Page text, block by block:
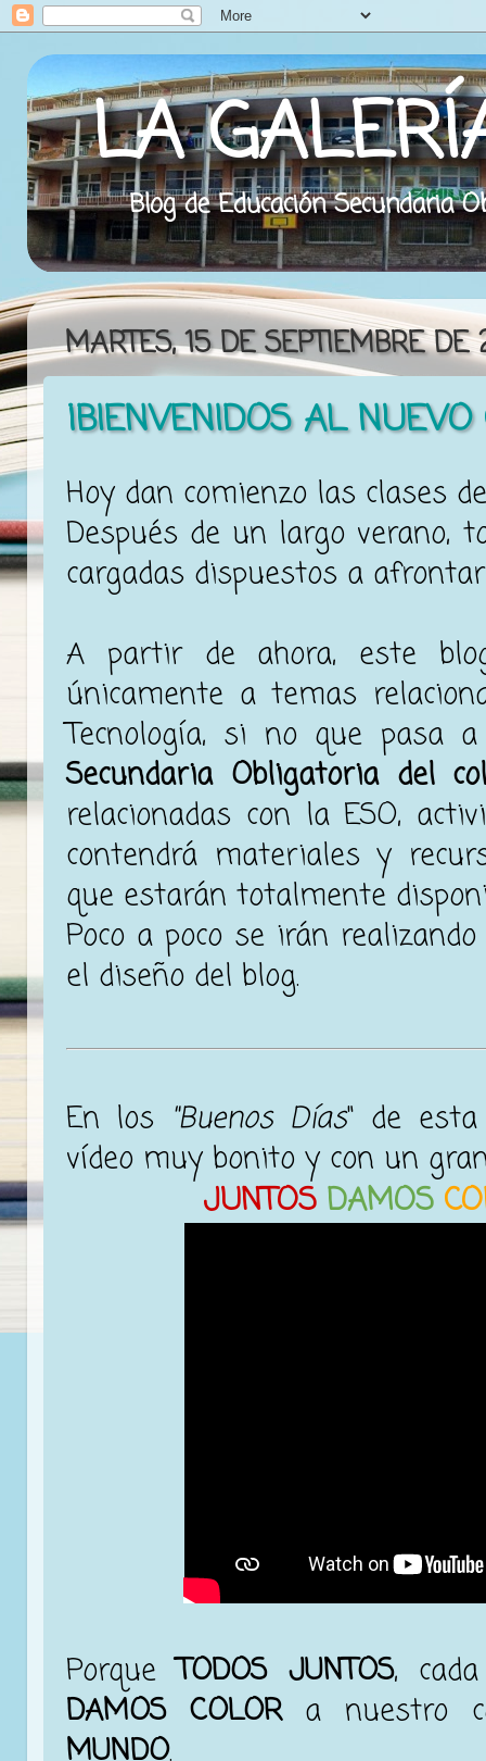
LA
Blog de Educación Secundaria
MARTES, 15 DE SEPTIEMBRE DE
¡BIENVENIDOS AL
Hoy dan comienzo las clases
Después de un largo verano,
cargadas dispuestos a
A partir de ahora, este
únicamente a temas
Tecnología, si no que pasa
Secundaria Obligatoria del
relacionadas con la ESO,
contendrá materiales y
que estarán totalmente
Poco a poco se irán
el diseño del blog.
En los "Buenos Días" de
vídeo muy bonito y con un
JUNTOS DAMOS
PorqueTODOS JUNTOS,
DAMOS COLORa nuestro